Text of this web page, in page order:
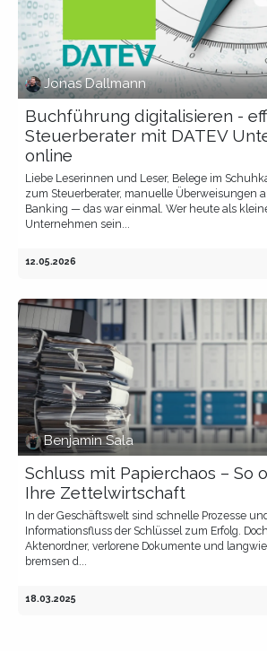
Jonas Dallmann
Buchführung digitalisieren -
Steuerberater mit DATEV
online
Liebe Leserinnen und Leser, Belege im
zum Steuerberater, manuelle Überweisungen
Banking — das war einmal. Wer heute als
Unternehmen sein...
12.05.2026
Benjamin Sala
Schluss mit Papierchaos – So
Ihre Zettelwirtschaft
In der Geschäftswelt sind schnelle Prozesse
Informationsfluss der Schlüssel zum Erfolg.
Aktenordner, verlorene Dokumente und
bremsen d...
18.03.2025